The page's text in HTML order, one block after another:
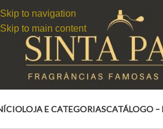
Skip to navigation
Skip to main content
LOJA E CATEGORIASCATÁLOGO –